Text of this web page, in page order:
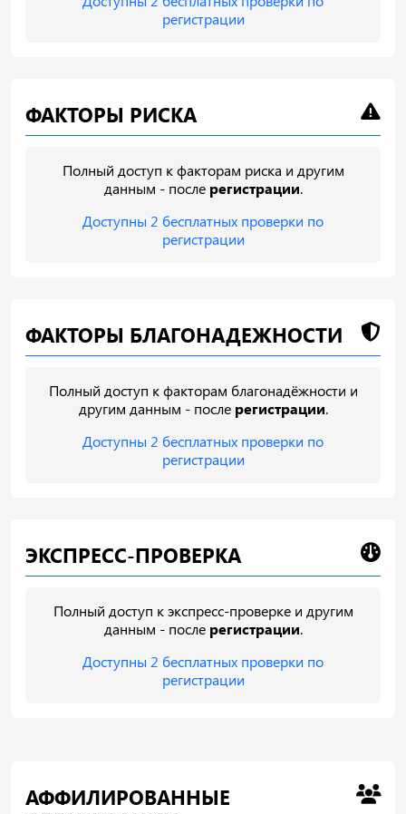
регистрации
ФАКТОРЫ РИСКА
Полный доступ к факторам риска и другим
данным - после регистрации.
Доступны 2 бесплатных проверки по
регистрации
ФАКТОРЫ БЛАГОНАДЕЖНОСТИ
Полный доступ к факторам благонадёжности и
другим данным - после регистрации.
Доступны 2 бесплатных проверки по
регистрации
ЭКСПРЕСС-ПРОВЕРКА
Полный доступ к экспресс-проверке и другим
данным - после регистрации.
Доступны 2 бесплатных проверки по
регистрации
АФФИЛИРОВАННЫЕ